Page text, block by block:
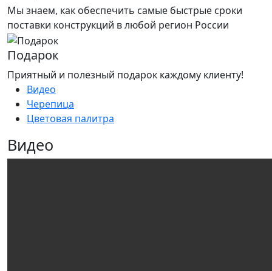
Мы знаем, как обеспечить самые быстрые сроки
поставки конструкций в любой регион России
Подарок
Приятный и полезный подарок каждому клиенту!
Видео
Черепица
Цветовая палитра
Видео